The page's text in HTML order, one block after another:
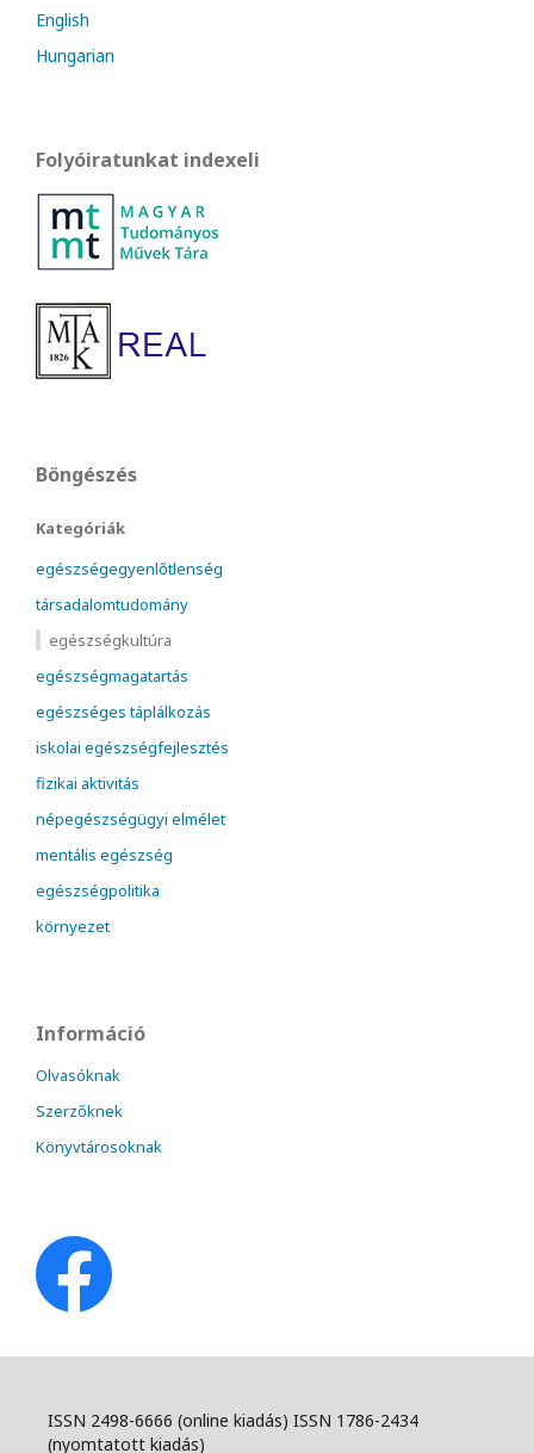
English
Hungarian
Folyóiratunkat indexeli
Böngészés
Kategóriák
egészségegyenlőtlenség
társadalomtudomány
egészségkultúra
egészségmagatartás
egészséges táplálkozás
iskolai egészségfejlesztés
fizikai aktivitás
népegészségügyi elmélet
mentális egészség
egészségpolitika
környezet
Információ
Olvasóknak
Szerzőknek
Könyvtárosoknak
ISSN 2498-6666 (online kiadás) ISSN 1786-2434
(nyomtatott kiadás)